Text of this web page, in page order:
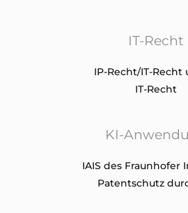
IT-Recht
IP-Recht/IT-Recht
IT-Recht
KI-
IAIS des Fraunhofer
Patentschutz